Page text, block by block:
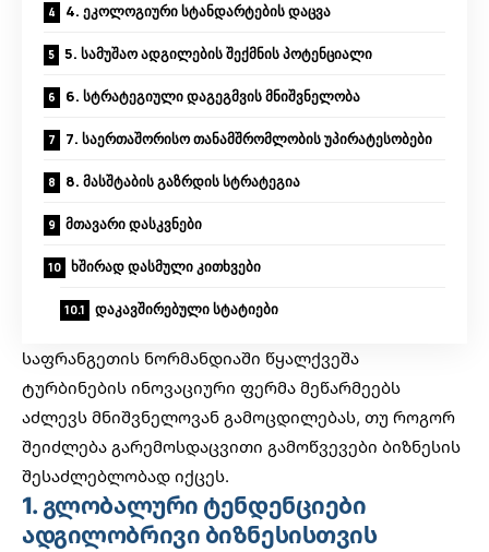
4. ეკოლოგიური სტანდარტების დაცვა
5. სამუშაო ადგილების შექმნის პოტენციალი
6. სტრატეგიული დაგეგმვის მნიშვნელობა
7. საერთაშორისო თანამშრომლობის უპირატესობები
8. მასშტაბის გაზრდის სტრატეგია
მთავარი დასკვნები
ხშირად დასმული კითხვები
დაკავშირებული სტატიები
საფრანგეთის ნორმანდიაში წყალქვეშა
ტურბინების ინოვაციური ფერმა მეწარმეებს
აძლევს მნიშვნელოვან გამოცდილებას, თუ როგორ
შეიძლება გარემოსდაცვითი გამოწვევები ბიზნესის
შესაძლებლობად იქცეს.
1. გლობალური ტენდენციები
ადგილობრივი ბიზნესისთვის